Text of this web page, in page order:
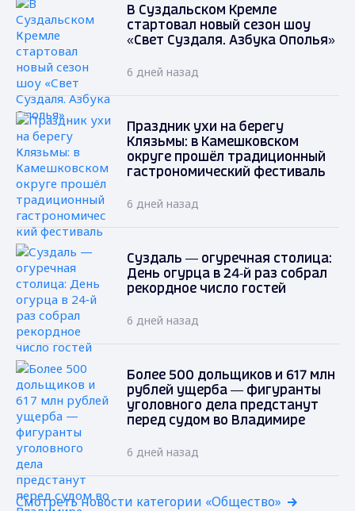
В Суздальском Кремле
стартовал новый сезон шоу
«Свет Суздаля. Азбука Ополья»
6 дней назад
Праздник ухи на берегу
Клязьмы: в Камешковском
округе прошёл традиционный
гастрономический фестиваль
6 дней назад
Суздаль — огуречная столица:
День огурца в 24‑й раз собрал
рекордное число гостей
6 дней назад
Более 500 дольщиков и 617 млн
рублей ущерба — фигуранты
уголовного дела предстанут
перед судом во Владимире
6 дней назад
Смотреть новости категории «Общество»